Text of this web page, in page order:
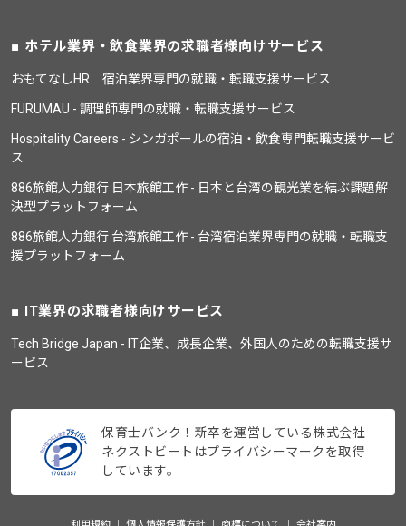
ホテル業界・飲食業界の求職者様向けサービス
おもてなしHR 宿泊業界専門の就職・転職支援サービス
FURUMAU - 調理師専門の就職・転職支援サービス
Hospitality Careers - シンガポールの宿泊・飲食専門転職支援サービ
ス
886旅館人力銀行 日本旅館工作 - 日本と台湾の観光業を結ぶ課題解
決型プラットフォーム
886旅館人力銀行 台湾旅館工作 - 台湾宿泊業界専門の就職・転職支
援プラットフォーム
IT業界の求職者様向けサービス
Tech Bridge Japan - IT企業、成長企業、外国人のための転職支援サ
ービス
保育士バンク！新卒を運営している株式会社
ネクストビートはプライバシーマークを取得
しています。